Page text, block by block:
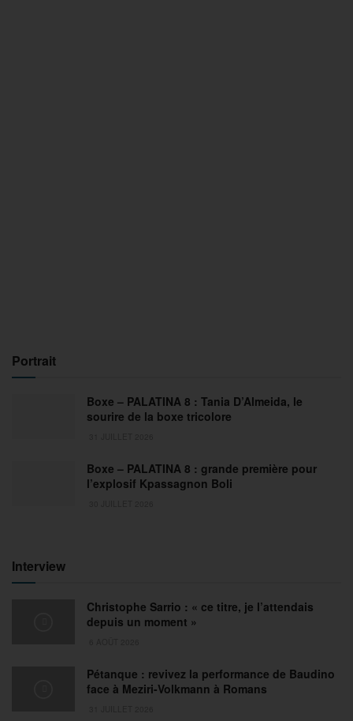
Portrait
Boxe – PALATINA 8 : Tania D’Almeida, le
sourire de la boxe tricolore
Boxe – PALATINA 8 : grande première pour
l’explosif Kpassagnon Boli
Interview
Christophe Sarrio : « ce titre, je l’attendais
depuis un moment »
Pétanque : revivez la performance de Baudino
face à Meziri-Volkmann à Romans